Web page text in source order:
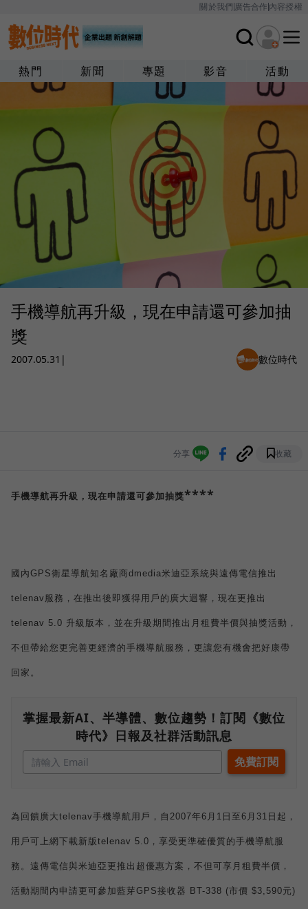
關於我們廣告合作內容授權
熱門 新聞 專題 影音 活動
手機導航再升級，現在申請還可參加抽
獎
2007.05.31 | 數位時代
分享 收藏
手機導航再升級，現在申請還可參加抽獎****
國內GPS衛星導航知名廠商dmedia米迪亞系統與遠傳電信推出
telenav 服務，在推出後即獲得用戶的廣大迴響，現在更推出
telenav 5.0 升級版本 ， 並在升級期間推出 月租費半價與抽獎活動 ，
不但 帶給您更完善更經濟的手機導航服務 ，更讓您有機會把好康帶
回家 。
掌握最新AI、半導體、數位趨勢！訂閱《數位
時代》日報及社群活動訊息
為回饋廣大telenav手機導航用戶，自 2007年6 月 1 日 至6 月 31 日起，
用戶可上網下載新版telenav 5.0 ，享受更準確優質的手機導航服
務。遠傳電信與米迪亞更推出超優惠方案，不但可享月租費半價，
活動期間內申請更可參加藍芽GPS接收器 BT-338 (市價 $3,590元)